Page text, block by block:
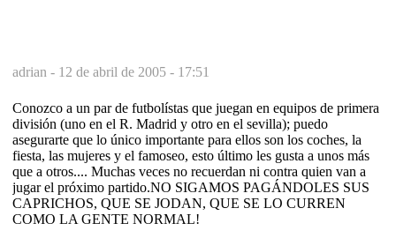
adrian - 12 de abril de 2005 - 17:51
Conozco a un par de futbolístas que juegan en equipos de primera
división (uno en el R. Madrid y otro en el sevilla); puedo
asegurarte que lo único importante para ellos son los coches, la
fiesta, las mujeres y el famoseo, esto último les gusta a unos más
que a otros.... Muchas veces no recuerdan ni contra quien van a
jugar el próximo partido.NO SIGAMOS PAGÁNDOLES SUS
CAPRICHOS, QUE SE JODAN, QUE SE LO CURREN
COMO LA GENTE NORMAL!